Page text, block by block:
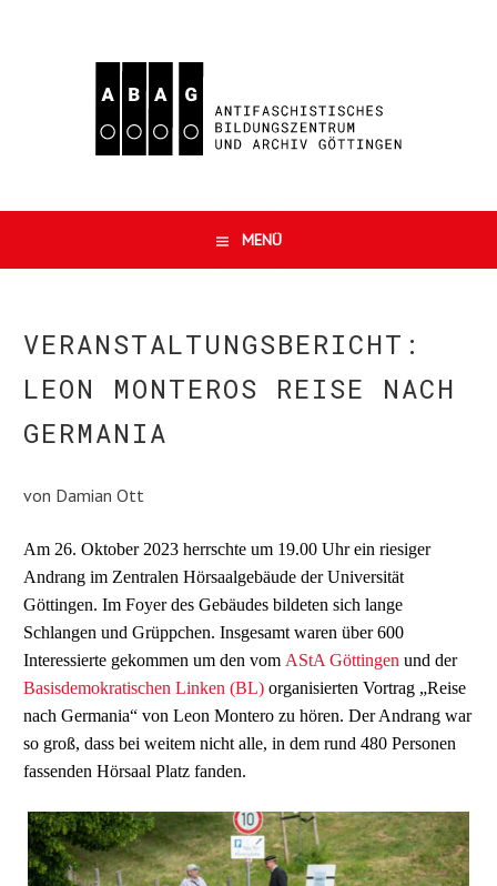
ANTIFASCHISTISCHES
BILDUNGSZENTRUM
UND
ARCHIV
GÖTTINGEN
E.V.
MENÜ
VERANSTALTUNGSBERICHT:
LEON MONTEROS REISE NACH
GERMANIA
von Damian Ott
Am 26. Oktober 2023 herrschte um 19.00 Uhr ein riesiger
Andrang im Zentralen Hörsaalgebäude der Universität
Göttingen. Im Foyer des Gebäudes bildeten sich lange
Schlangen und Grüppchen. Insgesamt waren über 600
Interessierte gekommen um den vom AStA Göttingen und der
Basisdemokratischen Linken (BL)organisierten Vortrag „Reise
nach Germania“ von Leon Montero zu hören. Der Andrang war
so groß, dass bei weitem nicht alle, in dem rund 480 Personen
fassenden Hörsaal Platz fanden.